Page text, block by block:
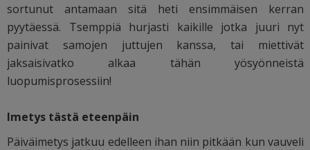
sortunut antamaan sitä heti ensimmäisen kerran
pyytäessä. Tsemppiä hurjasti kaikille jotka juuri nyt
painivat samojen juttujen kanssa, tai miettivät
jaksaisivatko alkaa tähän yösyönneistä
luopumisprosessiin!
Imetys tästä eteenpäin
Päiväimetys jatkuu edelleen ihan niin pitkään kun vauveli